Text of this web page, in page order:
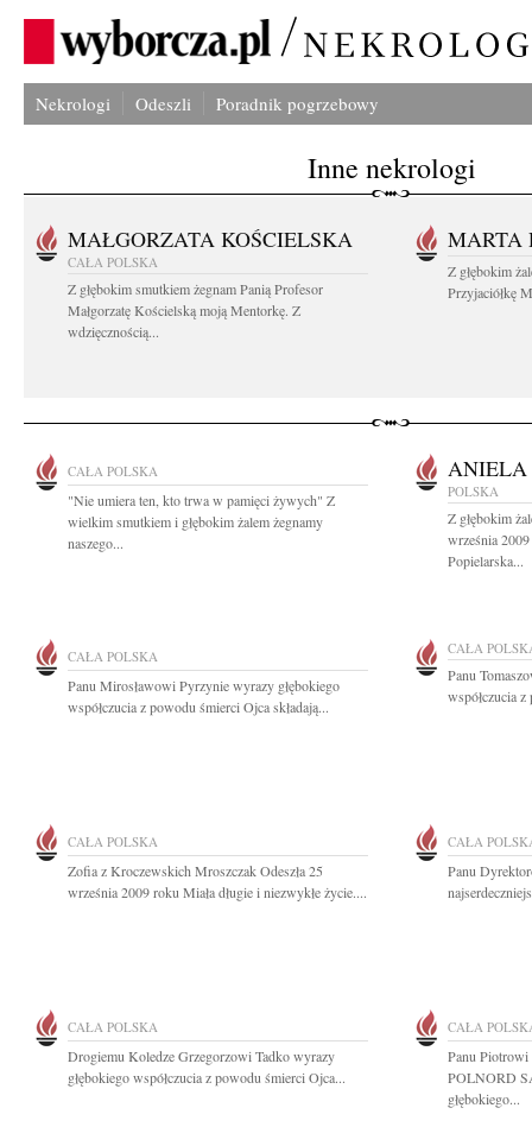
Nekrologi Odeszli Poradnik pogrzebowy
Inne nekrologi
MAŁGORZATA KOŚCIELSKA
CAŁA POLSKA
Z głębokim smutkiem żegnam Panią Profesor
Małgorzatę Kościelską moją Mentorkę. Z
wdzięcznością...
MARTA
Z głębokim
Przyjaciółkę
CAŁA POLSKA
"Nie umiera ten, kto trwa w pamięci żywych" Z
wielkim smutkiem i głębokim żalem żegnamy
naszego...
ANIELA
POLSKA
Z głębokim
września
Popielarska...
CAŁA POLSKA
Panu Mirosławowi Pyrzynie wyrazy głębokiego
współczucia z powodu śmierci Ojca składają...
CAŁA
Panu
współczucia
CAŁA POLSKA
Zofia z Kroczewskich Mroszczak Odeszła 25
września 2009 roku Miała długie i niezwykłe życie....
CAŁA
Panu
CAŁA POLSKA
Drogiemu Koledze Grzegorzowi Tadko wyrazy
głębokiego współczucia z powodu śmierci Ojca...
CAŁA
Panu Piotrowi
POLNORD
głębokiego...